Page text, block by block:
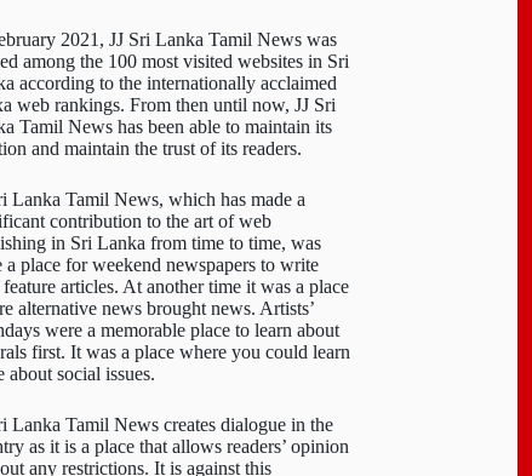
2021, JJ Sri Lanka Tamil News was
among the 100 most visited websites in Sri
according to the internationally acclaimed
web rankings. From then until now, JJ Sri
Tamil News has been able to maintain its
and maintain the trust of its readers.
Lanka Tamil News, which has made a
contribution to the art of web
in Sri Lanka from time to time, was
a place for weekend newspapers to write
articles. At another time it was a place
alternative news brought news. Artists’
were a memorable place to learn about
first. It was a place where you could learn
about social issues.
Lanka Tamil News creates dialogue in the
as it is a place that allows readers’ opinion
any restrictions. It is against this